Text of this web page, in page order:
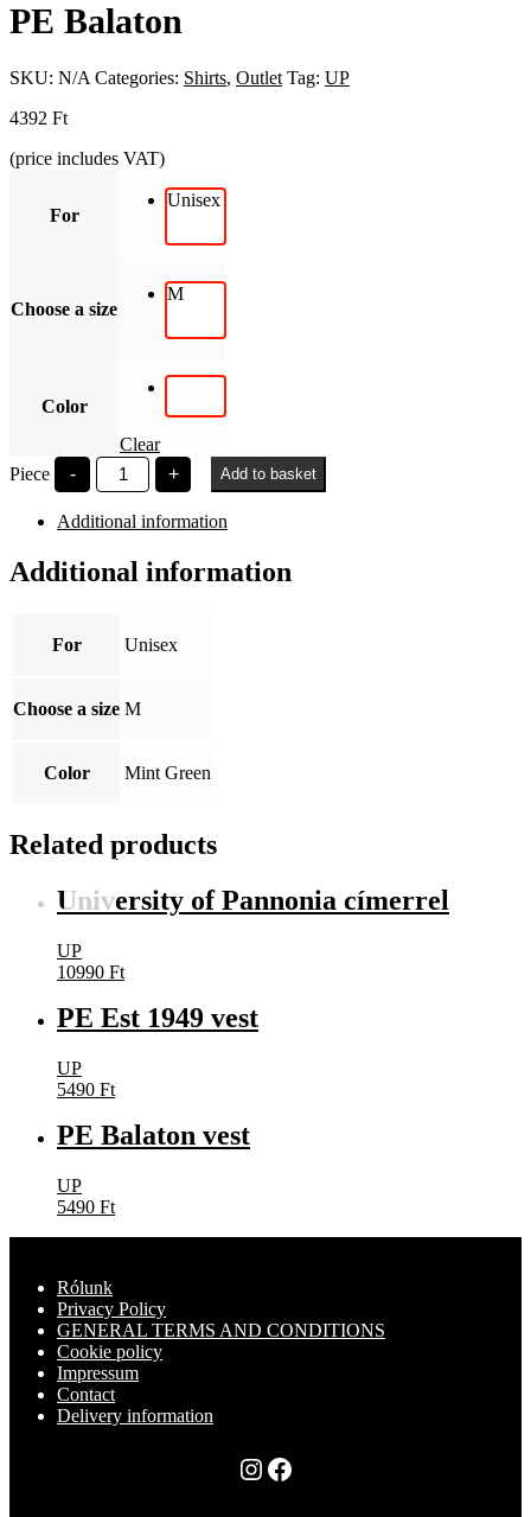
PE Balaton
SKU: N/A Categories: Shirts, Outlet Tag: UP
4392 Ft
(price includes VAT)
For
Unisex
Choose a size
M
Color
Clear
Piece
-
PE
Balaton
+ Add to basket
Additional information
Additional information
For Unisex
Choose a size M
Color Mint Green
Related products
University of Pannonia címerrel
UP
10990 Ft
PE Est 1949 vest
UP
5490 Ft
PE Balaton vest
UP
5490 Ft
Rólunk
Privacy Policy
GENERAL TERMS AND CONDITIONS
Cookie policy
Impressum
Contact
Delivery information
Instagram
Facebook